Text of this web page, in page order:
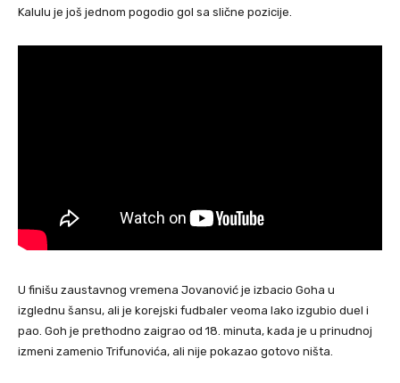
Kalulu je još jednom pogodio gol sa slične pozicije.
U finišu zaustavnog vremena Jovanović je izbacio Goha u
izglednu šansu, ali je korejski fudbaler veoma lako izgubio duel i
pao. Goh je prethodno zaigrao od 18. minuta, kada je u prinudnoj
izmeni zamenio Trifunovića, ali nije pokazao gotovo ništa.